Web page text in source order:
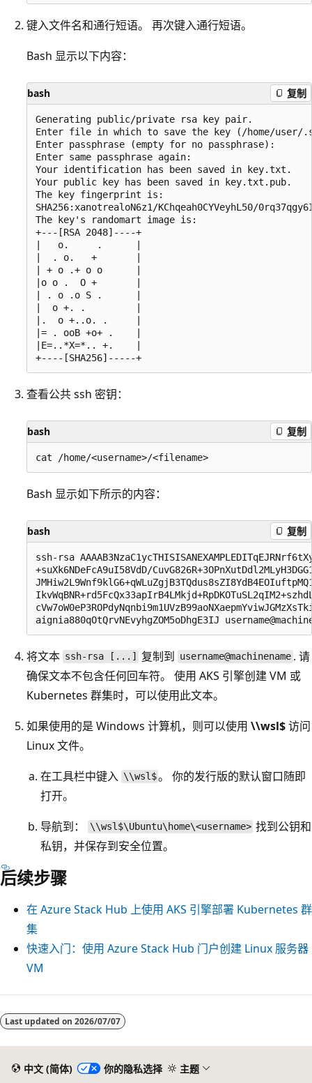
键入文件名和通行短语。 再次键入通行短语。
Bash 显示以下内容：
bash 复制
Generating public/private rsa key pair.
Enter file in which to save the key (/home/user/
Enter passphrase (empty for no passphrase):
Enter same passphrase again:
Your identification has been saved in key.txt.
Your public key has been saved in key.txt.pub.
The key fingerprint is:
SHA256:xanotrealoN6z1/KChqeah0CYVeyhL50/
The key's randomart image is:
+---[RSA 2048]----+
|   o.     .      |
|  . o.   +       |
| + o .+ o o      |
|o o .  O +       |
| . o .o S .      |
|  o +. .         |
|.  o +..o. .     |
|= . ooB +o+ .    |
|E=..*X=*.. +.    |
查看公共 ssh 密钥：
bash 复制
Bash 显示如下所示的内容：
bash 复制
ssh-rsa
+suXk6NDeFcA9uI58VdD/
将文本 ssh-rsa [...] 复制到 username@machinename . 请
确保文本不包含任何回车符。 使用 AKS 引擎创建 VM 或
Kubernetes 群集时，可以使用此文本。
如果使用的是 Windows 计算机，则可以使用 \\wsl$访问
Linux 文件。
在工具栏中键入 \\wsl$。 你的发行版的默认窗口随即
打开。
导航到：
\\wsl$\Ubuntu\home\<username> 找到公钥和
私钥，并保存到安全位置。
后续步骤
在 Azure Stack Hub 上使用 AKS 引擎部署 Kubernetes 群
集
快速入门：使用 Azure Stack Hub 门户创建 Linux 服务器
VM
阅
读Last updated on 2026/07/07
中文 (简体) 你的隐私选择 主题